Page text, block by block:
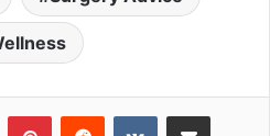
PinterestReddit VKontakteShare via Email